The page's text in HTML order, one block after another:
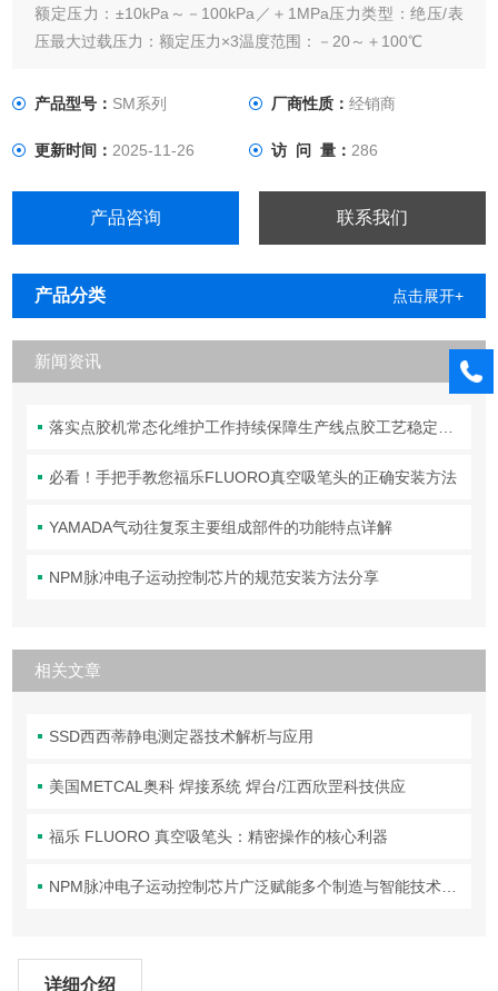
额定压力：±10kPa～－100kPa／＋1MPa压力类型：绝压/表
压最大过载压力：额定压力×3温度范围：－20～＋100℃
产品型号： SM系列 厂商性质： 经销商
更新时间：2025-11-26 访 问 量： 286
产品咨询 联系我们
产品分类 点击展开+
新闻资讯
落实点胶机常态化维护工作持续保障生产线点胶工艺稳定合规
必看！手把手教您福乐FLUORO真空吸笔头的正确安装方法
YAMADA气动往复泵主要组成部件的功能特点详解
NPM脉冲电子运动控制芯片的规范安装方法分享
相关文章
SSD西西蒂静电测定器技术解析与应用
美国METCAL奥科 焊接系统 焊台/江西欣罡科技供应
福乐 FLUORO 真空吸笔头：精密操作的核心利器
NPM脉冲电子运动控制芯片广泛赋能多个制造与智能技术领域
详细介绍